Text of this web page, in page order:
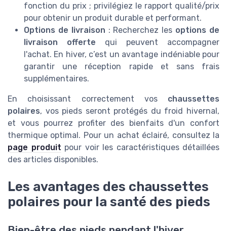
fonction du prix ; privilégiez le rapport qualité/prix
pour obtenir un produit durable et performant.
Options de livraison : Recherchez les options de
livraison offerte qui peuvent accompagner
l'achat. En hiver, c’est un avantage indéniable pour
garantir une réception rapide et sans frais
supplémentaires.
En choisissant correctement vos chaussettes
polaires, vos pieds seront protégés du froid hivernal,
et vous pourrez profiter des bienfaits d'un confort
thermique optimal. Pour un achat éclairé, consultez la
page produit pour voir les caractéristiques détaillées
des articles disponibles.
Les avantages des chaussettes
polaires pour la santé des pieds